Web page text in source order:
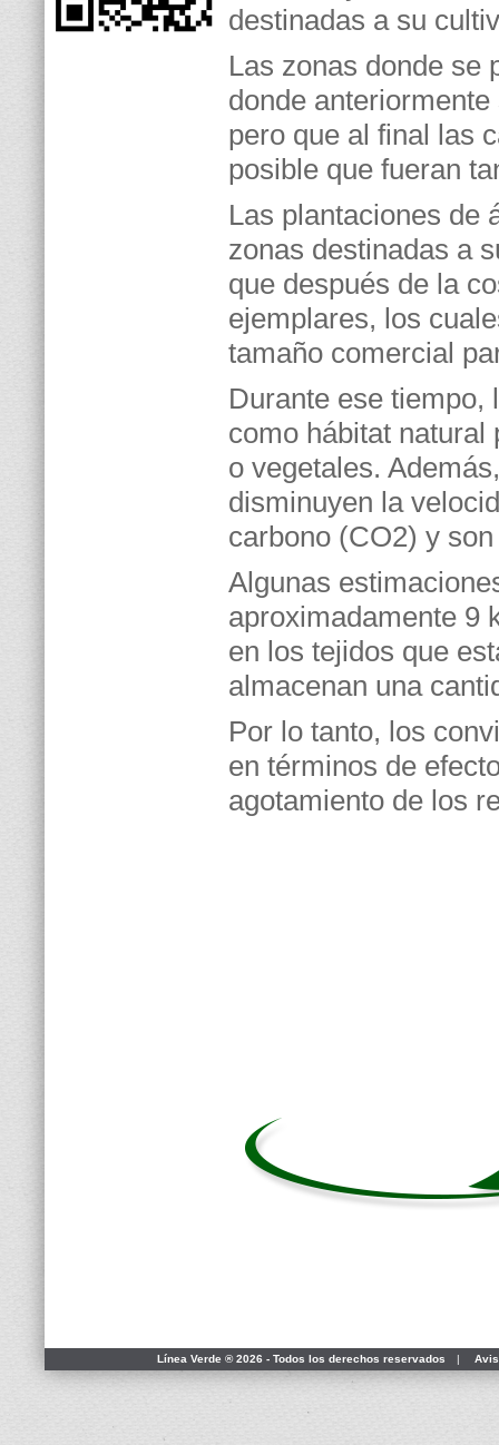
destinadas a su
Las zonas donde se
donde
pero que al final las
posible que fueran
Las plantaciones de
zonas destinadas a
que después de la
ejemplares, los
tamaño comercial
Durante ese tiempo,
como hábitat natural
o vegetales.
disminuyen la
carbono (CO2) y
Algunas
aproximadamente 9
en los tejidos que
almacenan una
Por lo tanto, los
en términos de
agotamiento de los
Línea Verde ® 2026 - Todos los derechos reservados |